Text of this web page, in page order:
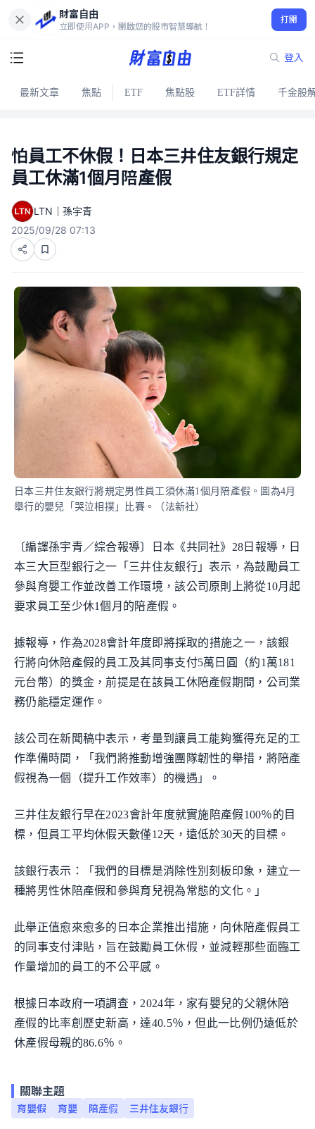
財富自由
立即使用APP，開啟您的股市智慧導航！
打開
登入
最新文章 焦點 ETF 焦點股 ETF詳情 千金股
怕員工不休假！日本三井住友銀行規定
員工休滿1個月陪產假
LTN｜孫宇青
2025/09/28 07:13
日本三井住友銀行將規定男性員工須休滿1個月陪產假。圖為4月
舉行的嬰兒「哭泣相撲」比賽。（法新社）
〔編譯孫宇青／綜合報導〕日本《共同社》28日報導，日
本三大巨型銀行之一「三井住友銀行」表示，為鼓勵員工
參與育嬰工作並改善工作環境，該公司原則上將從10月起
要求員工至少休1個月的陪產假。
據報導，作為2028會計年度即將採取的措施之一，該銀
行將向休陪產假的員工及其同事支付5萬日圓（約1萬181
元台幣）的獎金，前提是在該員工休陪產假期間，公司業
務仍能穩定運作。
該公司在新聞稿中表示，考量到讓員工能夠獲得充足的工
作準備時間，「我們將推動增強團隊韌性的舉措，將陪產
假視為一個（提升工作效率）的機遇」。
三井住友銀行早在2023會計年度就實施陪產假100％的目
標，但員工平均休假天數僅12天，遠低於30天的目標。
該銀行表示：「我們的目標是消除性別刻板印象，建立一
種將男性休陪產假和參與育兒視為常態的文化。」
此舉正值愈來愈多的日本企業推出措施，向休陪產假員工
的同事支付津貼，旨在鼓勵員工休假，並減輕那些面臨工
作量增加的員工的不公平感。
根據日本政府一項調查，2024年，家有嬰兒的父親休陪
產假的比率創歷史新高，達40.5％，但此一比例仍遠低於
休產假母親的86.6％。
關聯主題
育嬰假 育嬰 陪產假 三井住友銀行